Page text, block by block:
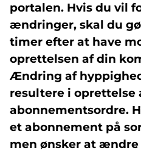
portalen. Hvis du vil
ændringer, skal du
timer efter at have
oprettelsen af din
Ændring af
resultere i oprettelse
abonnementsordre.
et abonnement på
men ønsker at